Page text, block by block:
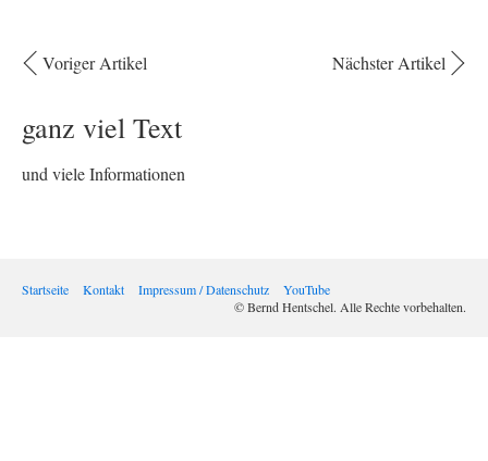
Voriger Artikel Nächster Artikel
ganz viel Text
und viele Informationen
Startseite Kontakt Impressum / Datenschutz
YouTube
© Bernd Hentschel. Alle Rechte vorbehalten.